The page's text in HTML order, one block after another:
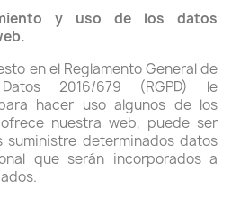
y uso de los datos
en el Reglamento General de
2016/679 (RGPD) le
hacer uso algunos de los
nuestra web, puede ser
suministre determinados datos
que serán incorporados a